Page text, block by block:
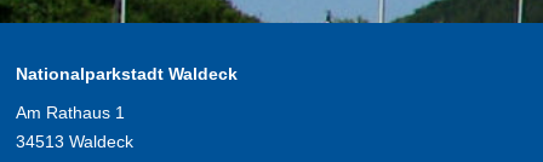
Nationalparkstadt Waldeck
Am Rathaus 1
34513 Waldeck